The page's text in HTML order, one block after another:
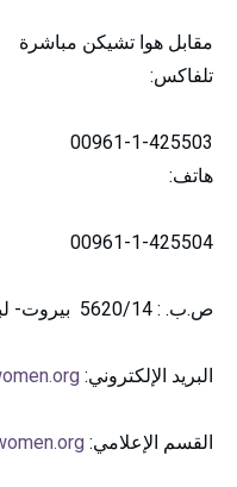
مقابل هوا تشيكن مباشرة
تلفاكس:
00961-1-425503
هاتف:
00961-1-425504
ص.ب. : 5620/14 بيروت- لبنان.
البريد الإلكتروني:
القسم الإعلامي: